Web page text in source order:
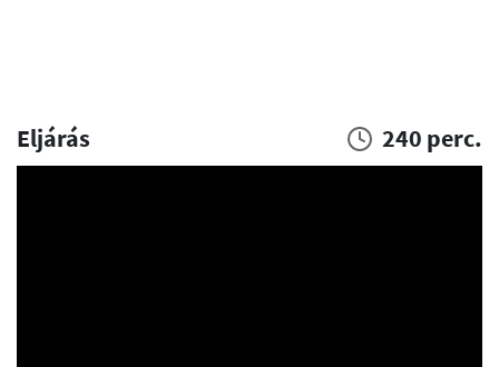
Eljárás 240 perc.